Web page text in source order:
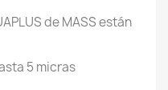
de MASS están
5 micras